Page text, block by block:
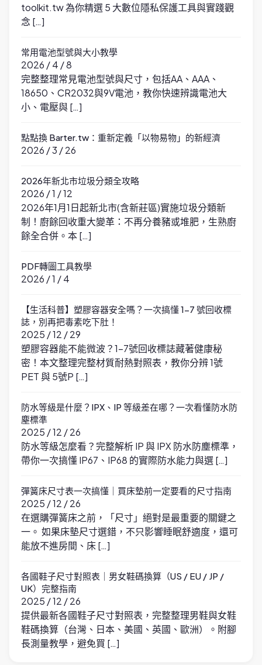
toolkit.tw 為你精選 5 大數位隱私保護工具與實踐觀
念 […]
常用電池型號與大小教學
2026 / 4 / 8
完整整理常見電池型號與尺寸，包括AA、AAA、
18650、CR2032與9V電池，教你快速辨識電池大
小、電壓與 […]
點點換 Barter.tw：重新定義「以物易物」的新經濟
2026 / 3 / 26
2026年新北市垃圾分類全攻略
2026 / 1 / 12
2026年1月1日起新北市(含新莊區)實施垃圾分類新
制！廚餘回收重大變革：不再分養豬或堆肥，生熟廚
餘全合併。本 […]
PDF轉圖工具教學
2026 / 1 / 4
【生活科普】塑膠容器安全嗎？一次搞懂 1-7 號回收標
誌，別再把毒素吃下肚！
2025 / 12 / 29
塑膠容器能不能微波？1-7號回收標誌藏著健康秘
密！本文整理完整材質耐熱對照表，教你分辨 1號
PET 與 5號P […]
防水等級是什麼？IPX、IP 等級差在哪？一次看懂防水防
塵標準
2025 / 12 / 26
防水等級怎麼看？完整解析 IP 與 IPX 防水防塵標準，
帶你一次搞懂 IP67、IP68 的實際防水能力與選 […]
彈簧床尺寸表一次搞懂｜買床墊前一定要看的尺寸指南
2025 / 12 / 26
在選購彈簧床之前，「尺寸」絕對是最重要的關鍵之
一。 如果床墊尺寸選錯，不只影響睡眠舒適度，還可
能放不進房間、床 […]
各國鞋子尺寸對照表｜男女鞋碼換算（US / EU / JP /
UK）完整指南
2025 / 12 / 26
提供最新各國鞋子尺寸對照表，完整整理男鞋與女鞋
鞋碼換算（台灣、日本、美國、英國、歐洲）。附腳
長測量教學，避免買 […]